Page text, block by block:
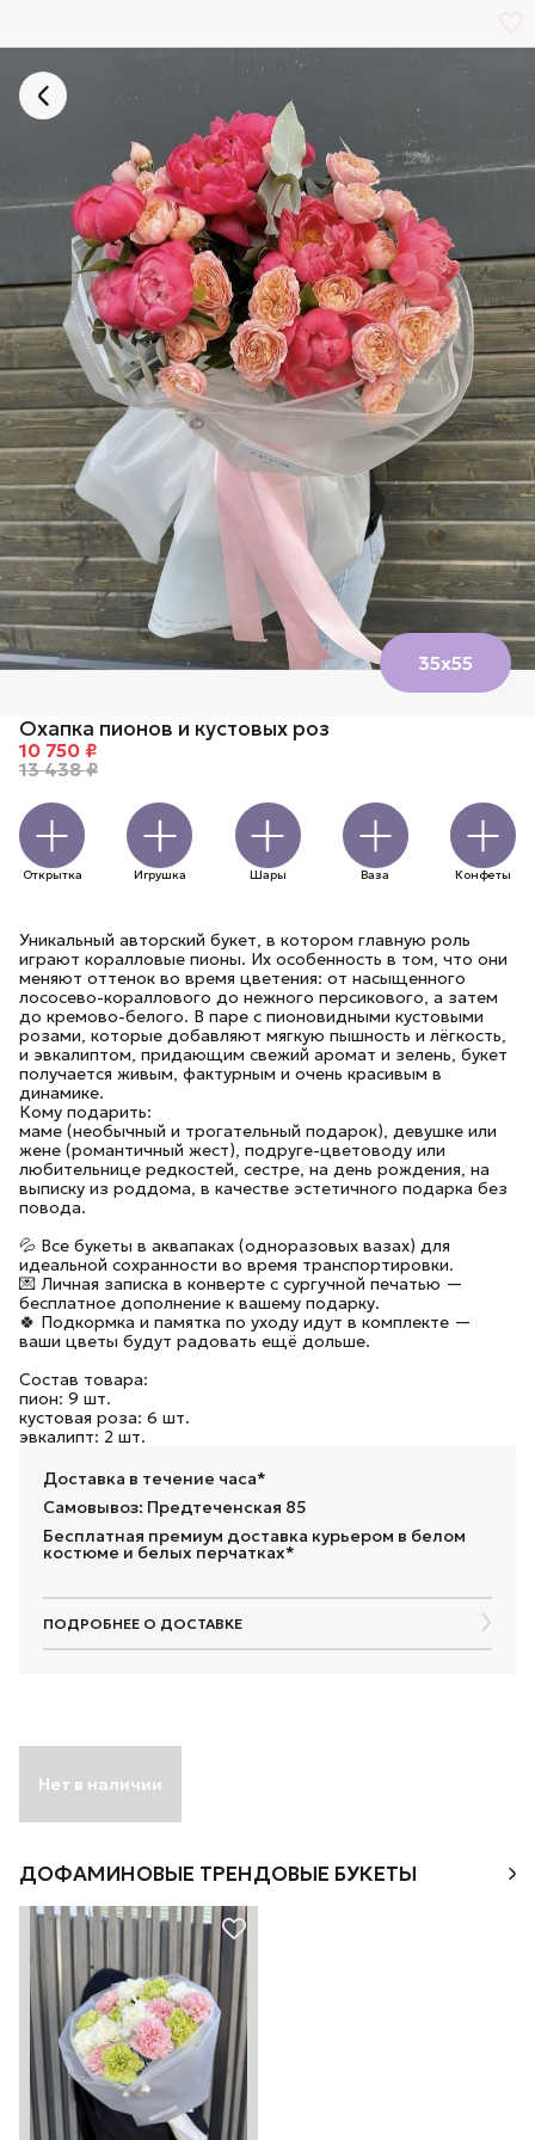
35х55
Охапка пионов и кустовых роз
10 750 ₽
13 438 ₽
Открытка Игрушка Шары Ваза Конфеты
Уникальный авторский букет, в котором главную роль
играют коралловые пионы. Их особенность в том, что они
меняют оттенок во время цветения: от насыщенного
лососево-кораллового до нежного персикового, а затем
до кремово-белого. В паре с пионовидными кустовыми
розами, которые добавляют мягкую пышность и лёгкость,
и эвкалиптом, придающим свежий аромат и зелень, букет
получается живым, фактурным и очень красивым в
динамике.
Кому подарить:
маме (необычный и трогательный подарок), девушке или
жене (романтичный жест), подруге-цветоводу или
любительнице редкостей, сестре, на день рождения, на
выписку из роддома, в качестве эстетичного подарка без
повода.
💦 Все букеты в аквапаках (одноразовых вазах) для
идеальной сохранности во время транспортировки.
💌 Личная записка в конверте с сургучной печатью —
бесплатное дополнение к вашему подарку.
🍀 Подкормка и памятка по уходу идут в комплекте —
ваши цветы будут радовать ещё дольше.
Состав товара:
пион: 9 шт.
кустовая роза: 6 шт.
эвкалипт: 2 шт.
Доставка в течение часа*
Самовывоз: Предтеченская 85
Бесплатная премиум доставка курьером в белом
костюме и белых перчатках*
ПОДРОБНЕЕ О ДОСТАВКЕ
Нет в наличии
ДОФАМИНОВЫЕ ТРЕНДОВЫЕ БУКЕТЫ